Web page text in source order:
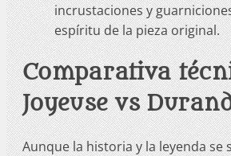
incrustaciones y
espíritu de la pieza original.
Comparativa
Joyeuse vs
Aunque la historia y la leyenda se